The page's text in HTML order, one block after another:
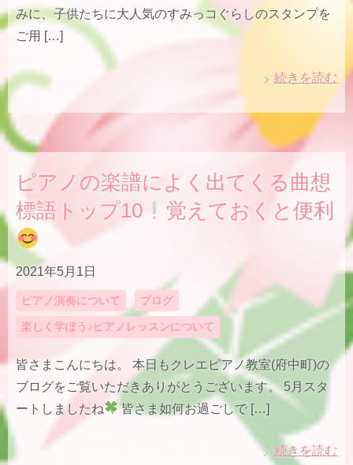
みに、子供たちに大人気のすみっコぐらしのスタンプを
ご用 […]
続きを読む
ピアノの楽譜によく出てくる曲想
標語トップ10
覚えておくと便利
2021年5月1日
ピアノ演奏について ブログ
楽しく学ぼう♪ピアノレッスンについて
皆さまこんにちは。 本日もクレエピアノ教室(府中町)の
ブログをご覧いただきありがとうございます。 5月スタ
ートしましたね
皆さま如何お過ごしで […]
続きを読む